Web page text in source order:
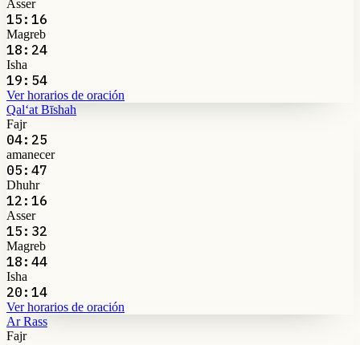
Asser
15:16
Magreb
18:24
Isha
19:54
Ver horarios de oración
Qal‘at Bīshah
Fajr
04:25
amanecer
05:47
Dhuhr
12:16
Asser
15:32
Magreb
18:44
Isha
20:14
Ver horarios de oración
Ar Rass
Fajr